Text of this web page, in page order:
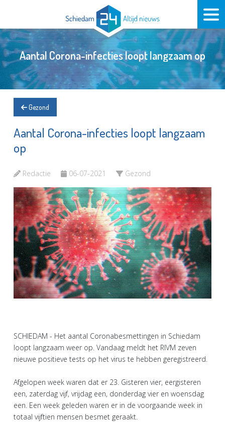
Aantal Corona-infecties loopt langzaam op
Gezond
Aantal Corona-infecties loopt langzaam
op
Redactie 06-07-2021 Gezond
SCHIEDAM - Het aantal Coronabesmettingen in Schiedam
loopt langzaam weer op. Vandaag meldt het RIVM zeven
nieuwe positieve tests op het virus te hebben geregistreerd.
Afgelopen week waren dat er 23. Gisteren vier, eergisteren
een, zaterdag vijf, vrijdag een, donderdag vier en woensdag
een. Een week geleden waren er in de voorgaande week in
totaal vijftien mensen besmet geraakt.